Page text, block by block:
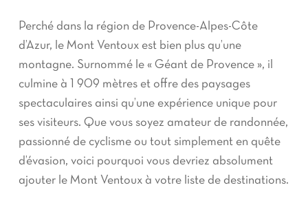
Perché dans la région de Provence-Alpes-Côte
d’Azur, le Mont Ventoux est bien plus qu’une
montagne. Surnommé le « Géant de Provence », il
culmine à 1 909 mètres et offre des paysages
spectaculaires ainsi qu’une expérience unique pour
ses visiteurs. Que vous soyez amateur de randonnée,
passionné de cyclisme ou tout simplement en quête
d’évasion, voici pourquoi vous devriez absolument
ajouter le Mont Ventoux à votre liste de destinations.